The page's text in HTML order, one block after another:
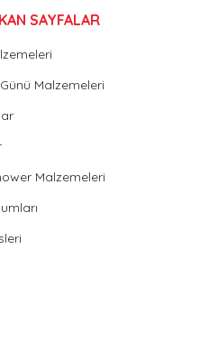
SAYFALAR
Malzemeleri
Malzemeleri